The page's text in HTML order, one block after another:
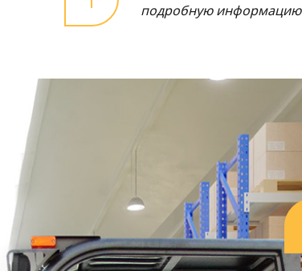
подробную информацию